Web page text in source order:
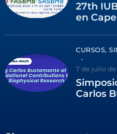
27th
en
CURSOS,
7 de julio de
Carlos